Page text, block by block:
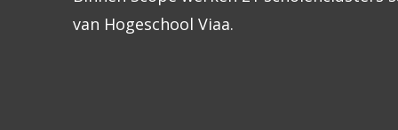
van Hogeschool Viaa.